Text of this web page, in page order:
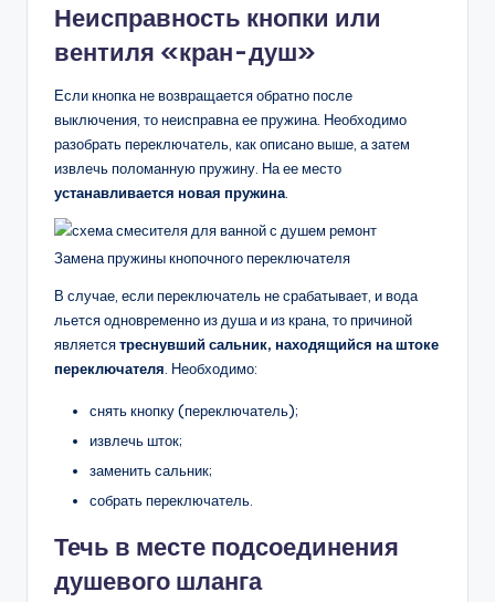
Неисправность кнопки или
вентиля «кран-душ»
Если кнопка не возвращается обратно после
выключения, то неисправна ее пружина. Необходимо
разобрать переключатель, как описано выше, а затем
извлечь поломанную пружину. На ее место
устанавливается новая пружина
Замена пружины кнопочного переключателя
В случае, если переключатель не срабатывает, и вода
льется одновременно из душа и из крана, то причиной
являетсятреснувший сальник, находящийся на штоке
переключателя . Необходимо:
снять кнопку (переключатель);
извлечь шток;
заменить сальник;
собрать переключатель.
Течь в месте подсоединения
душевого шланга